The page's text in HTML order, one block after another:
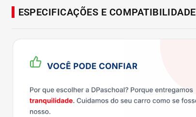
ESPECIFICAÇÕES E COMPATIBILIDADE